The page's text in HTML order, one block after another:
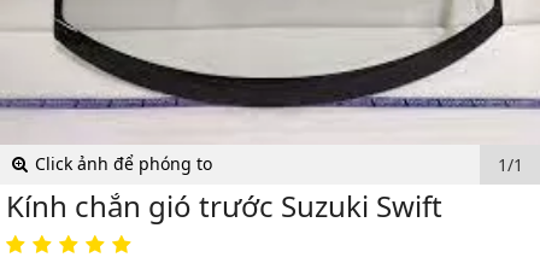
Click ảnh để phóng to 1/1
Kính chắn gió trước Suzuki Swift